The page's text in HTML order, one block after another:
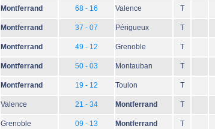
Montferrand 68 - 16 Valence T
Montferrand 37 - 07 Périgueux T
Montferrand 49 - 12 Grenoble T
Montferrand 50 - 03 Montauban T
Montferrand 19 - 12 Toulon T
Valence 21 - 34 Montferrand T
Grenoble 09 - 13 Montferrand T